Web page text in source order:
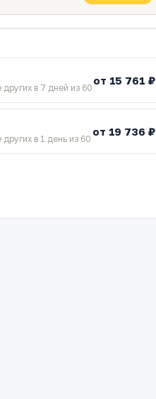
других в 7 дней из 60
от 15 761 ₽
других в 1 день из 60
от 19 736 ₽